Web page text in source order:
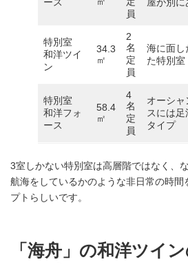
員
特別室
和洋ツイ
ン
34.3
㎡
2
名
定
員
海に面し
た特別室
特別室
和洋フォ
ース
58.4
㎡
4
名
定
員
オーシャ
スには足
タイプ
3室しかない特別室は高層階ではなく、
航海をしているかのような非日常の時間
プトらしいです。
「海舟」の和洋ツイ